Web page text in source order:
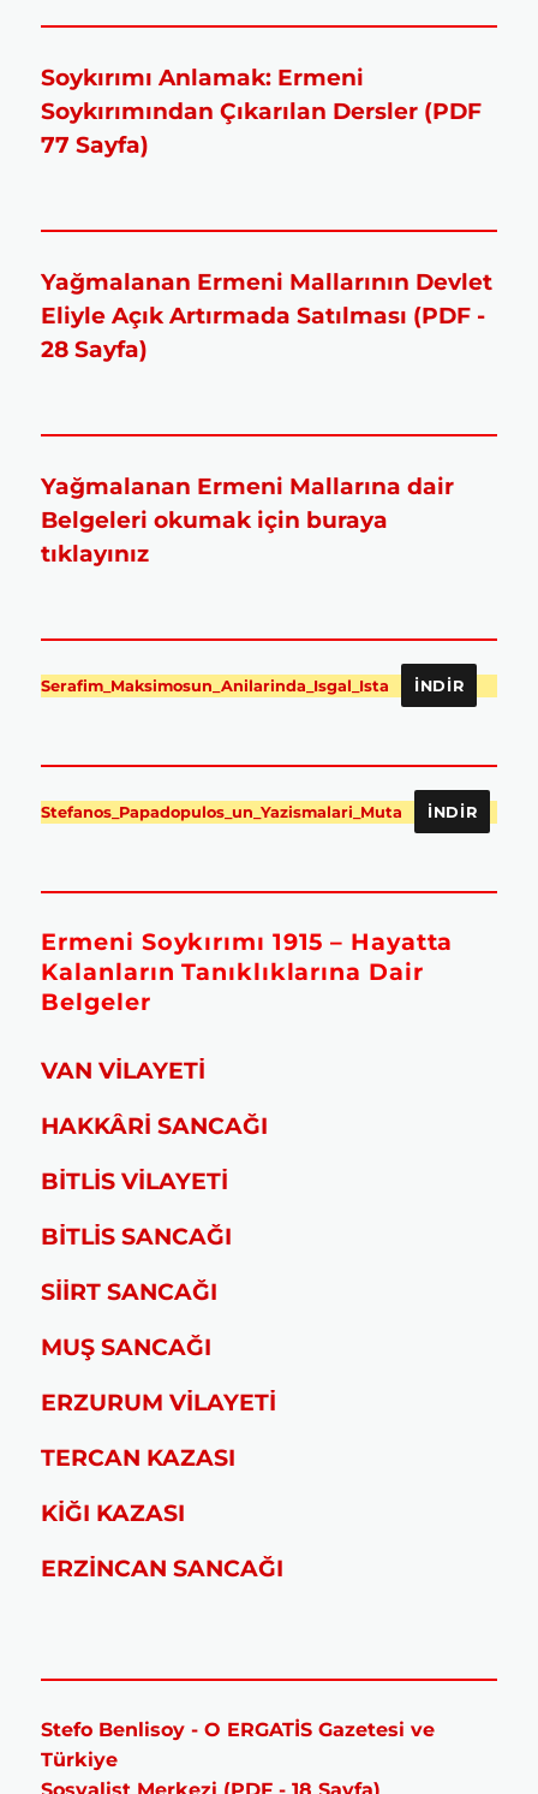
Soykırımı Anlamak: Ermeni
Soykırımından Çıkarılan Dersler (PDF
77 Sayfa)
Yağmalanan Ermeni Mallarının Devlet
Eliyle Açık Artırmada Satılması (PDF -
28 Sayfa)
Yağmalanan Ermeni Mallarına dair
Belgeleri okumak için buraya
tıklayınız
Serafim_Maksimosun_Anilarinda_Isgal_Ista İNDIR
Stefanos_Papadopulos_un_Yazismalari_Muta İNDIR
Ermeni Soykırımı 1915 – Hayatta
Kalanların Tanıklıklarına Dair
Belgeler
VAN VİLAYETİ
HAKKÂRİ SANCAĞI
BİTLİS VİLAYETİ
BİTLİS SANCAĞI
SİİRT SANCAĞI
MUŞ SANCAĞI
ERZURUM VİLAYETİ
TERCAN KAZASI
KİĞI KAZASI
ERZİNCAN SANCAĞI
Stefo Benlisoy - O ERGATİS Gazetesi ve
Türkiye